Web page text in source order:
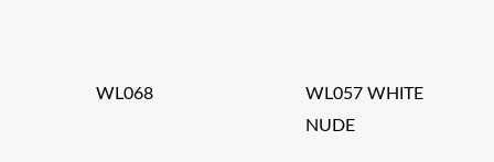
WL068
WL057 WHITE
NUDE